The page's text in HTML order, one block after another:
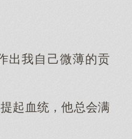
出我自己微薄的贡
起血统，他总会满